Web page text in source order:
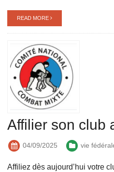
READ MORE
Affilier son club
04/09/2025 vie
Affiliez dès aujourd’hui votre